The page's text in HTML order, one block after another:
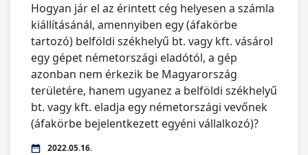
Hogyan jár el az érintett cég helyesen a számla
kiállításánál, amennyiben egy (áfakörbe
tartozó) belföldi székhelyű bt. vagy kft. vásárol
egy gépet németországi eladótól, a gép
azonban nem érkezik be Magyarország
területére, hanem ugyanez a belföldi székhelyű
bt. vagy kft. eladja egy németországi vevőnek
(áfakörbe bejelentkezett egyéni vállalkozó)?
2022.05.16.